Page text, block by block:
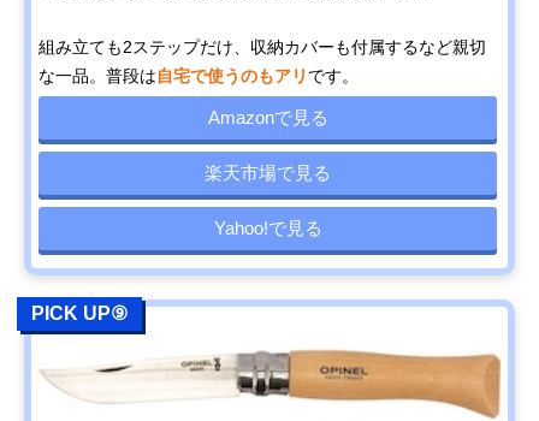
組み立ても2ステップだけ、収納カバーも付属するなど親切
な一品。普段は自宅で使うのもアリ です。
Amazonで見る
楽天市場で見る
Yahoo!で見る
PICK UP⑨